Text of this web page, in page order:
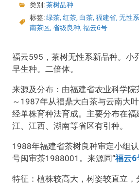
类别:茶树品种
标签:绿茶, 红茶, 白茶, 福建省, 无性系
南茶区, 省级良种, 福云6号
福云595，茶树无性系新品种。小
早生种。二倍体。
来源及分布：由福建省农业科学
～1987年从福鼎大白茶与云南大
经单株育种法育成。主要分布在
江、江西、湖南等省区有引种。
1988年福建省茶树良种审定小组
号闽审茶1988001。来源同“福云6
特征：植株较高大，树姿较直立，